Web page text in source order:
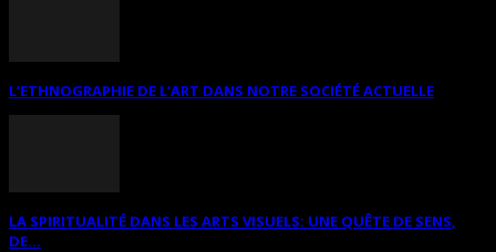
L’ETHNOGRAPHIE DE L’ART DANS NOTRE SOCIÉTÉ ACTUELLE
LA SPIRITUALITÉ DANS LES ARTS VISUELS: UNE QUÊTE DE SENS,
DE...